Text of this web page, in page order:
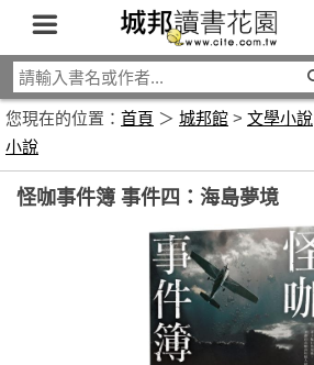
您現在的位置： 首頁 ＞ 城邦館 > 文學小說
小說
怪咖事件簿 事件四：海島夢境